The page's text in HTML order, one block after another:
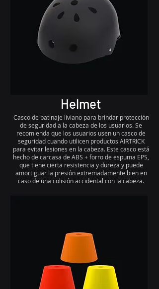
Helmet
Casco de patinaje liviano para brindar protección
de seguridad a la cabeza de los usuarios. Se
recomienda que los usuarios usen un casco de
seguridad cuando utilicen productos AIRTRICK
para evitar lesiones en la cabeza. Este casco está
hecho de carcasa de ABS + forro de espuma EPS,
que tiene cierta resistencia y dureza y puede
amortiguar la presión extremadamente bien en
caso de una colisión accidental con la cabeza.